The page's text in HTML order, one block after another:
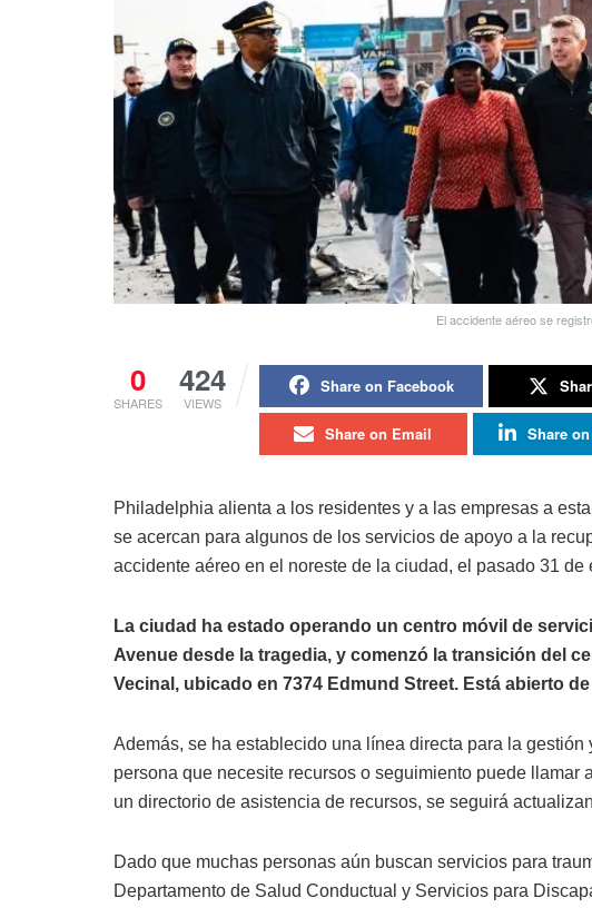
El accidente aéreo se
0
SHARES
424
VIEWS
Share on Facebook
Share on Email Share
Philadelphia alienta a los residentes y a las empresas a
se acercan para algunos de los servicios de apoyo a la
accidente aéreo en el noreste de la ciudad, el pasado 31 de
La ciudad ha estado operando un centro móvil de
Avenue desde la tragedia, y comenzó la transición del
Vecinal, ubicado en 7374 Edmund Street. Está abierto
Además, se ha establecido una línea directa para la
persona que necesite recursos o seguimiento puede llamar
un directorio de asistencia de recursos, se seguirá
Dado que muchas personas aún buscan servicios para
Departamento de Salud Conductual y Servicios para